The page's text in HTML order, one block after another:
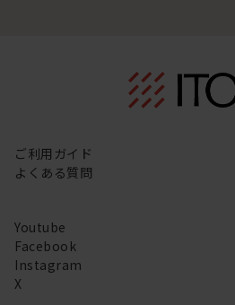
ご利用ガイド
よくある質問
Youtube
Facebook
Instagram
X